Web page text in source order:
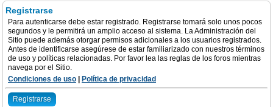
Registrarse
Para autenticarse debe estar registrado. Registrarse tomará solo unos pocos
segundos y le permitirá un amplio acceso al sistema. La Administración del
Sitio puede además otorgar permisos adicionales a los usuarios registrados.
Antes de identificarse asegúrese de estar familiarizado con nuestros términos
de uso y políticas relacionadas. Por favor lea las reglas de los foros mientras
navega por el Sitio.
Condiciones de uso
Política de privacidad
Registrarse